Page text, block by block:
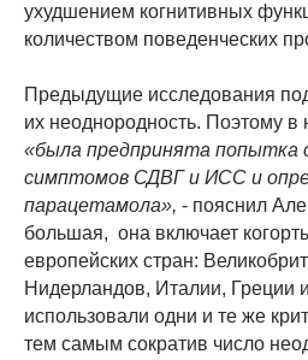
ухудшением когнитивных
количеством поведенческих
Предыдущие исследования
их неоднородность. Поэтому
«была предпринята попытка
симптомов СДВГ и ИСС и
парацетамола», - пояснил
большая, она включает
европейских стран:
Нидерландов, Италии, Греции
использовали одни и те же
тем самым сократив число